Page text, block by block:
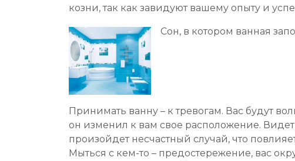
козни, так как завидуют вашему опыту и
Сон, в котором ванная
Принимать ванну – к тревогам. Вас будут
он изменил к вам свое расположение.
произойдет несчастный случай, что
Мыться с кем-то – предостережение, вас